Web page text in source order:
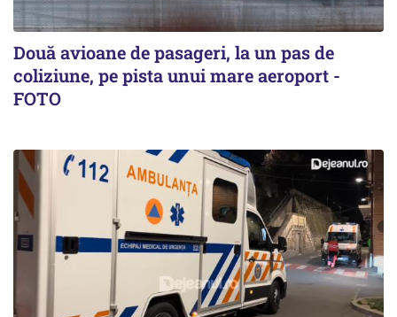
Două avioane de pasageri, la un pas de
coliziune, pe pista unui mare aeroport -
FOTO